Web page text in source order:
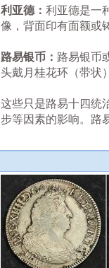
利亚德： 利亚德是一
像，背面印有面额或
路易银币： 路易银币
头戴月桂花环（带状
这些只是路易十四统
步等因素的影响。路